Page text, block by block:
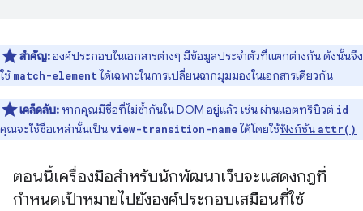
สำคัญ:องค์ประกอบในเอกสารต่างๆ มีข้อมูลประจำตัวที่แตกต่างกัน ดังนั้นจึง
ใช้match-element ได้เฉพาะในการเปลี่ยนฉากมุมมองในเอกสารเดียวกัน
เคล็ดลับ: หากคุณมีชื่อที่ไม่ซ้ำกันใน DOM อยู่แล้ว เช่น ผ่านแอตทริบิวต์ id
คุณจะใช้ชื่อเหล่านั้นเป็นview-transition-nameได้โดยใช้ฟังก์ชัน attr()
ตอนนี้เครื่องมือสำหรับนักพัฒนาเว็บจะแสดงกฎที่
กำหนดเป้าหมายไปยังองค์ประกอบเสมือนที่ใช้